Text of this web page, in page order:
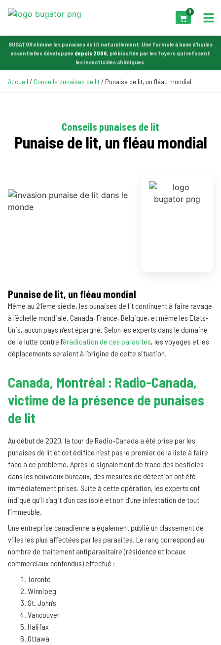
0
BUGATOR élimine les punaises de lit naturellement. Une formule à base d’huiles
essentielles développée depuis 2006, plébiscitée par les foyers qui refusent
les insecticides chimiques.
Accueil / Conseils punaises de lit/ Punaise de lit, un fléau mondial
Conseils punaises de lit
Punaise de lit, un fléau mondial
Punaise de lit, un fléau mondial
Même au 21ème siècle, les punaises de lit continuent à faire ravage
à l’échelle mondiale. Canada, France, Belgique, et même les Etats-
Unis, aucun pays n’est épargné. Selon les experts dans le domaine
de la lutte contre l’éradication de ces parasites, les voyages et les
déplacements seraient à l’origine de cette situation.
Canada, Montréal : Radio-Canada,
victime de la présence de punaises
de lit
Au début de 2020, la tour de Radio-Canada a été prise par les
punaises de lit et cet édifice n’est pas le premier de la liste à faire
face à ce problème. Après le signalement de trace des bestioles
dans les nouveaux bureaux, des mesures de détection ont été
immédiatement prises. Suite à cette opération, les experts ont
indiqué qu’il s’agit d’un cas isolé et non d’une infestation de tout
l’immeuble.
Une entreprise canadienne a également publié un classement de
villes les plus affectées par les parasites. Le rang correspond au
nombre de traitement antiparasitaire (résidence et locaux
commerciaux confondus) effectué :
Toronto
Winnipeg
St. John’s
Vancouver
Halifax
Ottawa